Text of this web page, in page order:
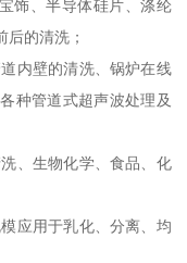
饰、半导体硅片、涤纶
的清洗；
内壁的清洗、锅炉在线
种管道式超声波处理及
、生物化学、食品、化
应用于乳化、分离、均